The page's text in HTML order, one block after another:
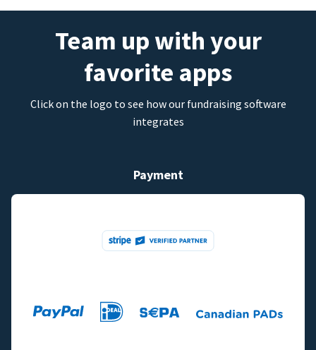
Team up with your
favorite apps
Click on the logo to see how our fundraising software
integrates
Payment